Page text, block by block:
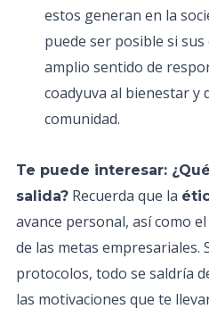
estos generan en la
puede ser posible si
amplio sentido de
coadyuva al bienestar y
comunidad.
Te puede interesar:
salida? Recuerda que la
avance personal, así como
de las metas empresariales.
protocolos, todo se saldría
las motivaciones que te